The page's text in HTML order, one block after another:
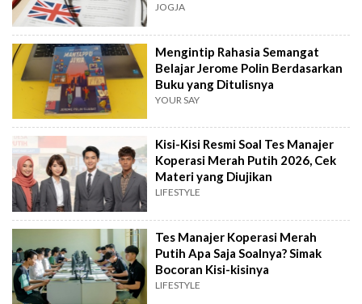
JOGJA
Mengintip Rahasia Semangat
Belajar Jerome Polin Berdasarkan
Buku yang Ditulisnya
YOUR SAY
Kisi-Kisi Resmi Soal Tes Manajer
Koperasi Merah Putih 2026, Cek
Materi yang Diujikan
LIFESTYLE
Tes Manajer Koperasi Merah
Putih Apa Saja Soalnya? Simak
Bocoran Kisi-kisinya
LIFESTYLE